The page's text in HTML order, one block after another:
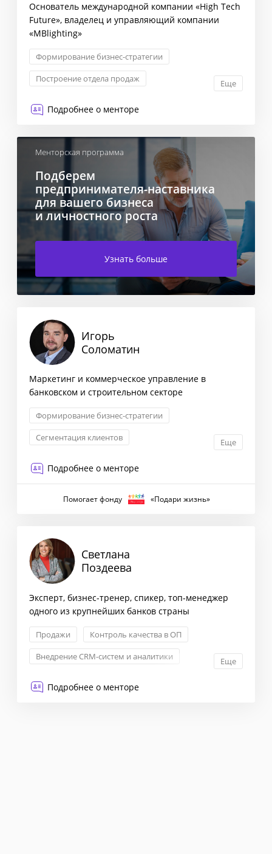
Основатель международной компании «High Tech
Future», владелец и управляющий компании
«МВlighting»
Формирование бизнес-стратегии
Построение отдела продаж
Еще
Подробнее о менторе
Менторская программа
Подберем
предпринимателя-наставника
для вашего бизнеса
и личностного роста
Узнать больше
Игорь
Соломатин
Маркетинг и коммерческое управление в
банковском и строительном секторе
Формирование бизнес-стратегии
Сегментация клиентов
Запуск новых продуктов
Еще
Подробнее о менторе
Помогает фонду «Подари жизнь»
Светлана
Поздеева
Эксперт, бизнес-тренер, спикер, топ-менеджер
одного из крупнейших банков страны
Продажи
Контроль качества в ОП
Внедрение CRM-систем и аналитики
Еще
Подробнее о менторе